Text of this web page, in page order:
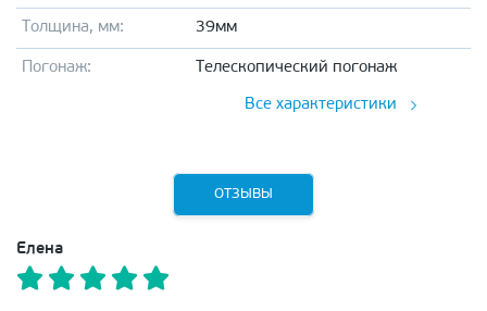
Толщина, мм: 39мм
Погонаж: Телескопический погонаж
Все характеристики
ОТЗЫВЫ
Елена